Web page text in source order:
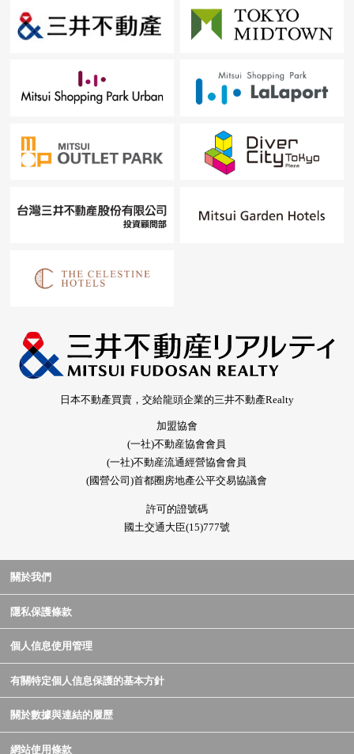
日本不動產買賣，交給龍頭企業的三井不動產Realty
加盟協會
(一社)不動産協會會員
(一社)不動産流通經營協會會員
(國營公司)首都圈房地產公平交易協議會
許可的證號碼
國土交通大臣(15)777號
關於我們
隱私保護條款
個人信息使用管理
有關特定個人信息保護的基本方針
關於數據與連結的履歷
網站使用條款